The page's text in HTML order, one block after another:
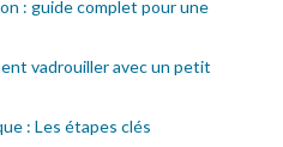
: guide complet pour une
vadrouiller avec un petit
: Les étapes clés